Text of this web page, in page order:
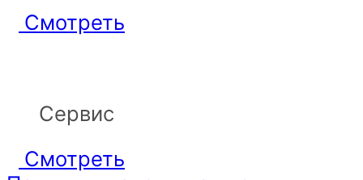
Смотреть
Сервис
Смотреть